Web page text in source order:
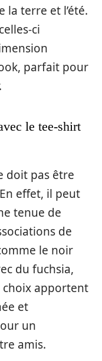
la terre et l’été.
ci
parfait pour
le tee-shirt
doit pas être
effet, il peut
tenue de
de
le noir
du fuchsia,
choix apportent
et
un
amis.